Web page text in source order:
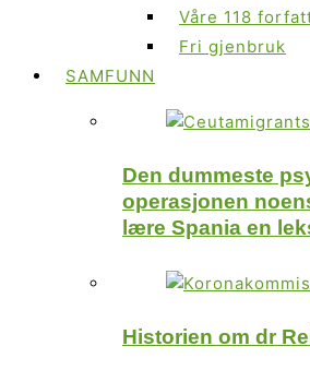
Våre 118
Fri gjenbruk
SAMFUNN
Den dummeste
operasjonen
lære Spania en
Historien om dr